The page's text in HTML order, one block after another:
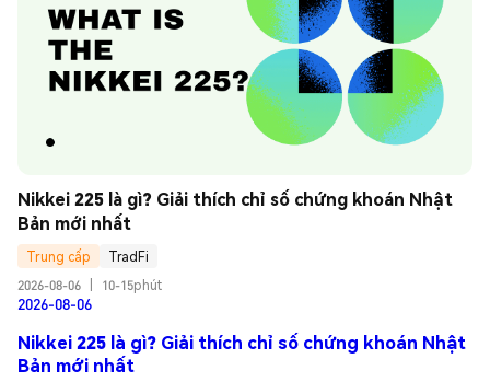
Nikkei 225 là gì? Giải thích chỉ số chứng khoán Nhật
Bản mới nhất
Trung cấp
TradFi
2026-08-06
10-15phút
2026-08-06
Nikkei 225 là gì? Giải thích chỉ số chứng khoán Nhật
Bản mới nhất